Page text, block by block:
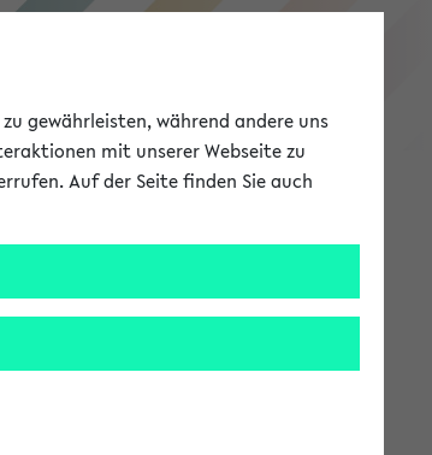
eKVV
gewährleisten, während andere uns
mit unserer Webseite zu
Auf der Seite finden Sie auch